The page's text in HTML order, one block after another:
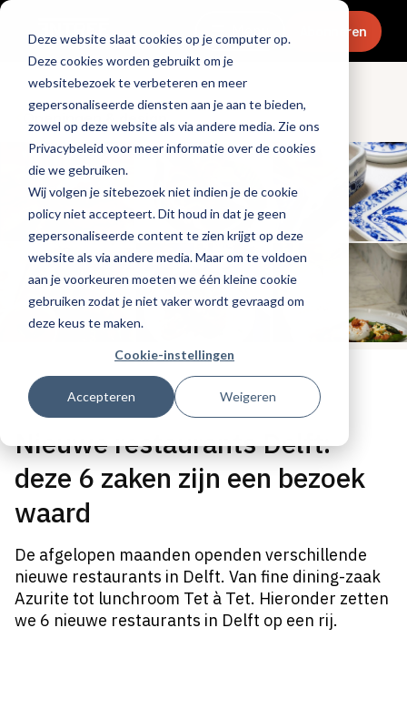
Deze website slaat cookies op je computer op.
Deze cookies worden gebruikt om je
websitebezoek te verbeteren en meer
gepersonaliseerde diensten aan je aan te bieden,
zowel op deze website als via andere media. Zie ons
Privacybeleid voor meer informatie over de cookies
die we gebruiken.
Wij volgen je sitebezoek niet indien je de cookie
policy niet accepteert. Dit houd in dat je geen
gepersonaliseerde content te zien krijgt op deze
website als via andere media. Maar om te voldoen
aan je voorkeuren moeten we één kleine cookie
gebruiken zodat je niet vaker wordt gevraagd om
deze keus te maken.
Cookie-instellingen
Accepteren Weigeren
Menu Abonneren
Openingen & design
Tags:nieuwe-zaken
Gepubliceerd op: 5 januari 2026
Nieuwe restaurants Delft:
deze 6 zaken zijn een bezoek
waard
De afgelopen maanden openden verschillende
nieuwe restaurants in Delft. Van fine dining-zaak
Azurite tot lunchroom Tet à Tet. Hieronder zetten
we 6 nieuwe restaurants in Delft op een rij.